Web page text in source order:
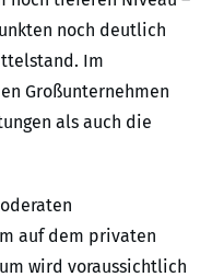
noch deutlich
Im
Großunternehmen
als auch die
auf dem privaten
wird voraussichtlich